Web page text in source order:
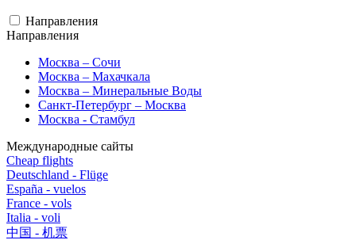
Направления
Направления
Москва – Сочи
Москва – Махачкала
Москва – Минеральные Воды
Санкт-Петербург – Москва
Москва - Стамбул
Международные сайты
Cheap flights
Deutschland - Flüge
España - vuelos
France - vols
Italia - voli
中国 - 机票